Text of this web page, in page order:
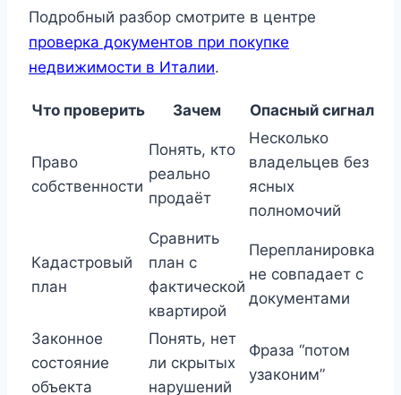
Подробный разбор смотрите в центре
проверка документов при покупке
недвижимости в Италии.
Что проверить Зачем Опасный сигнал
Право
собственности
Понять, кто
реально
продаёт
Несколько
владельцев без
ясных
полномочий
Кадастровый
план
Сравнить
план с
фактической
квартирой
Перепланировка
не совпадает с
документами
Законное
состояние
объекта
Понять, нет
ли скрытых
нарушений
Фраза “потом
узаконим”